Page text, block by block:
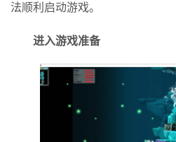
法顺利启动游戏。
进入游戏准备